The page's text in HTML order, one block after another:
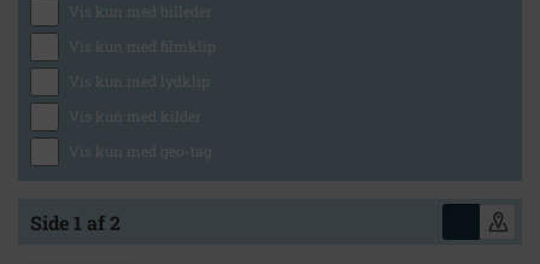
Vis kun med billeder
Vis kun med filmklip
Vis kun med lydklip
Vis kun med kilder
Vis kun med geo-tag
Side 1 af 2